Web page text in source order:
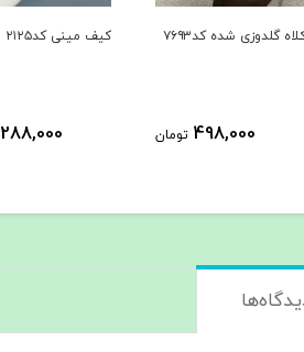
گلدوزی شده کد۷۶۹۳
498,000 تومان
کیف مینی کد۲۱۲۵
288,000